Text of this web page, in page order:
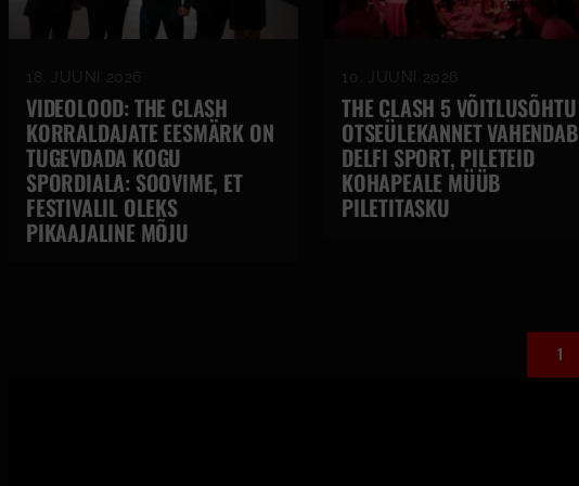
18. JUUNI 2026
VIDEOLOOD: THE CLASH
KORRALDAJATE EESMÄRK ON
TUGEVDADA KOGU
SPORDIALA: SOOVIME, ET
FESTIVALIL OLEKS
PIKAAJALINE MÕJU
10. JUUNI 2026
THE CLASH 5 VÕITLUSÕHTU
OTSEÜLEKANNET VAHENDAB
DELFI SPORT, PILETEID
KOHAPEALE MÜÜB
PILETITASKU
1